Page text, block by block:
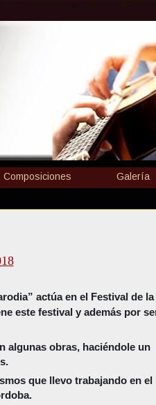
Composiciones Galería
actúa en el Festival de la
este festival y además por
algunas obras, haciéndole un
que llevo trabajando en el